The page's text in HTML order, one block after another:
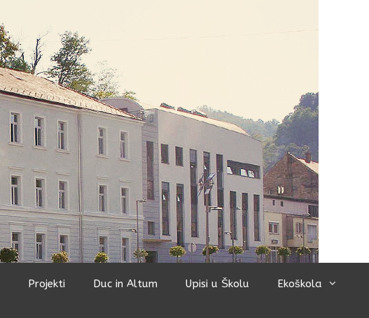
Projekti Duc in Altum Upisi u Školu Ekoškola